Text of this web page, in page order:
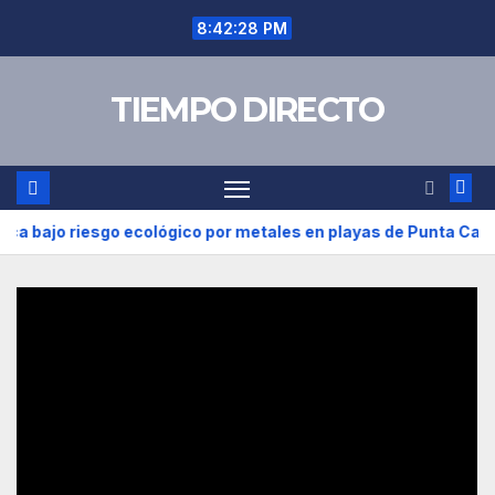
8:42:29 PM
TIEMPO DIRECTO
riesgo ecológico por metales en playas de Punta Cana y